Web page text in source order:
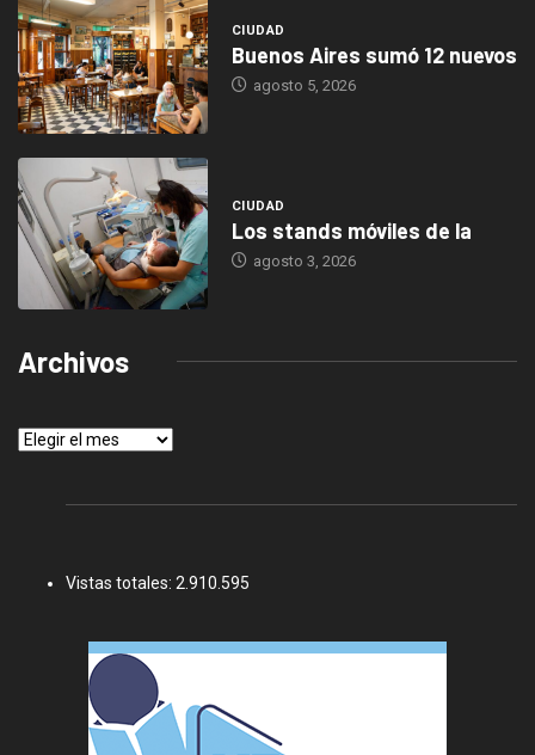
CIUDAD
Buenos Aires sumó 12 nuevos
agosto 5, 2026
CIUDAD
Los stands móviles de la
agosto 3, 2026
Archivos
Archivos
Vistas totales: 2.910.595